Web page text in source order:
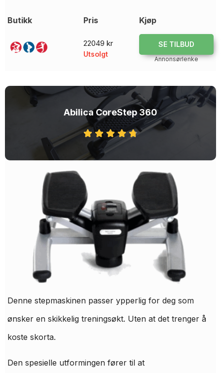
Butikk Pris Kjøp
22049 kr
Utsolgt
SE TILBUD
Annonsørlenke
Abilica CoreStep 360
Denne stepmaskinen passer ypperlig for deg som
ønsker en skikkelig treningsøkt. Uten at det trenger å
koste skorta.
Den spesielle utformingen fører til at